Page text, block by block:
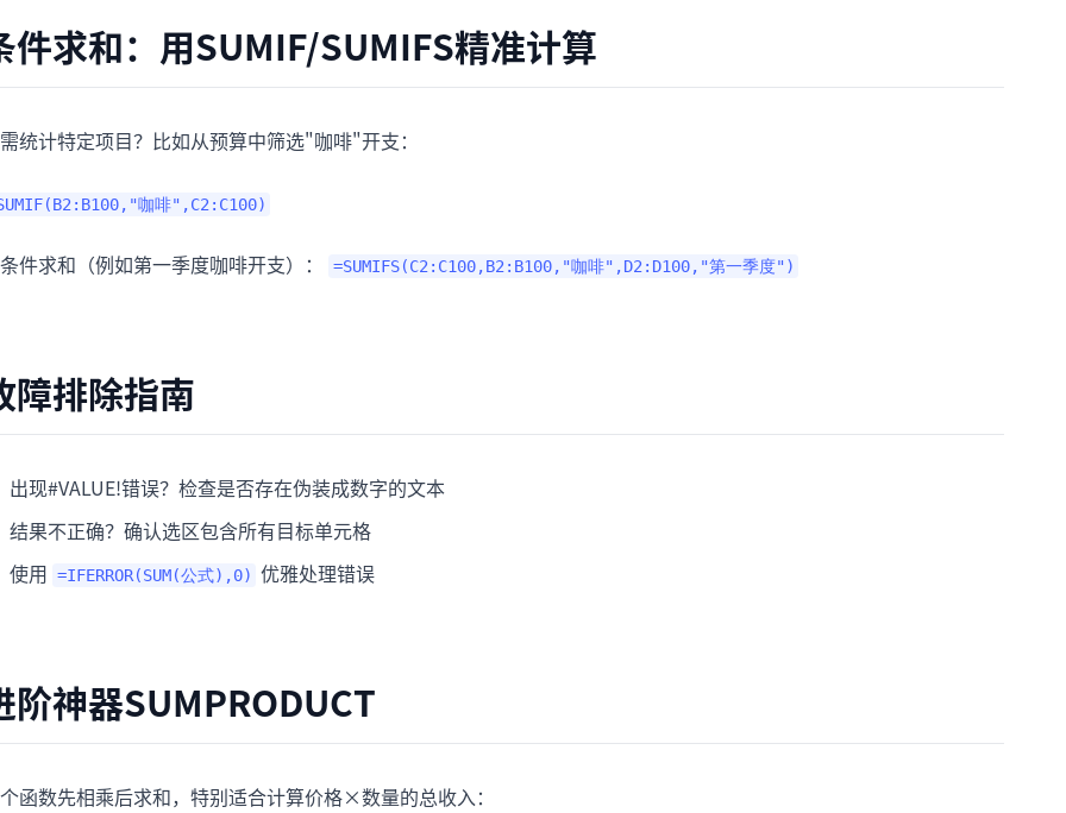
件求和：用SUMIF/SUMIFS精准计算
统计特定项目？比如从预算中筛选"咖啡"开支：
咖啡",C2:C100)
件求和（例如第一季度咖啡开支）： =SUMIFS(C2:C100,B2:B100,"咖啡",D2:D100,"第一季度")
障排除指南
出现#VALUE!错误？检查是否存在伪装成数字的文本
结果不正确？确认选区包含所有目标单元格
使用 =IFERROR(SUM(公式),0) 优雅处理错误
阶神器SUMPRODUCT
函数先相乘后求和，特别适合计算价格×数量的总收入：